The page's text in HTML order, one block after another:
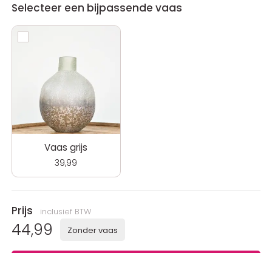
Selecteer een bijpassende vaas
Vaas grijs
39,99
Prijs inclusief BTW
44,99 Zonder vaas